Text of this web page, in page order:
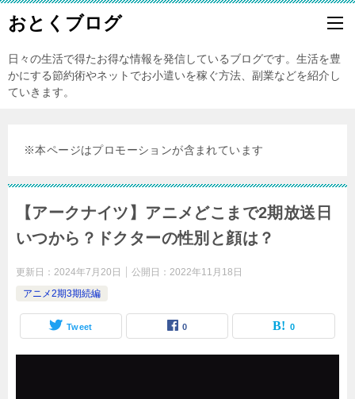
おとくブログ
日々の生活で得たお得な情報を発信しているブログです。生活を豊
かにする節約術やネットでお小遣いを稼ぐ方法、副業などを紹介し
ていきます。
※本ページはプロモーションが含まれています
【アークナイツ】アニメどこまで2期放送日
いつから？ドクターの性別と顔は？
更新日： 2024年7月20日 公開日： 2022年11月18日
アニメ2期3期続編
Tweet 0 0